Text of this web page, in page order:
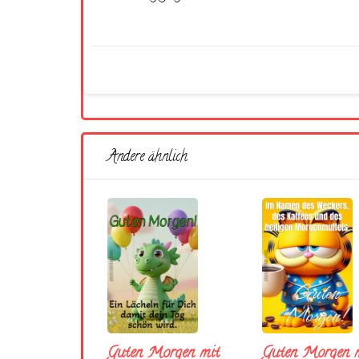
Andere ähnlich
Guten Morgen mit
Guten Morgen